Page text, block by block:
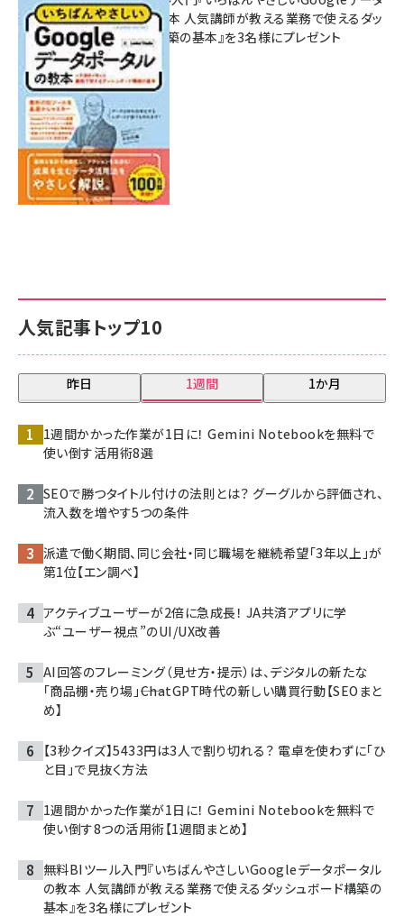
人気記事トップ10
昨日 1週間 1か月
1週間かかった作業が1日に！ Gemini Notebookを無料で
使い倒す活用術8選
SEOで勝つタイトル付けの法則とは？ グーグルから評価され、
流入数を増やす5つの条件
派遣で働く期間、同じ会社・同じ職場を継続希望「3年以上」が
第1位【エン調べ】
アクティブユーザーが2倍に急成長！ JA共済アプリに学
ぶ“ユーザー視点”のUI/UX改善
AI回答のフレーミング（見せ方・提示）は、デジタルの新たな
「商品棚・売り場」――ChatGPT時代の新しい購買行動【SEOまと
め】
【3秒クイズ】5433円は3人で割り切れる？ 電卓を使わずに「ひ
と目」で見抜く方法
1週間かかった作業が1日に！ Gemini Notebookを無料で
使い倒す8つの活用術【1週間まとめ】
無料BIツール入門『いちばんやさしいGoogleデータポータル
の教本 人気講師が教える業務で使えるダッシュボード構築の
基本』を3名様にプレゼント
ポータルの教本 人気講師が教える業務で使えるダッ
シュボード構築の基本』を3名様にプレゼント
7月31日 10:00